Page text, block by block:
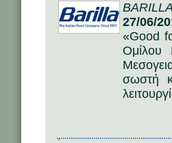
27/06/
«Good
Ομίλου
σωστή